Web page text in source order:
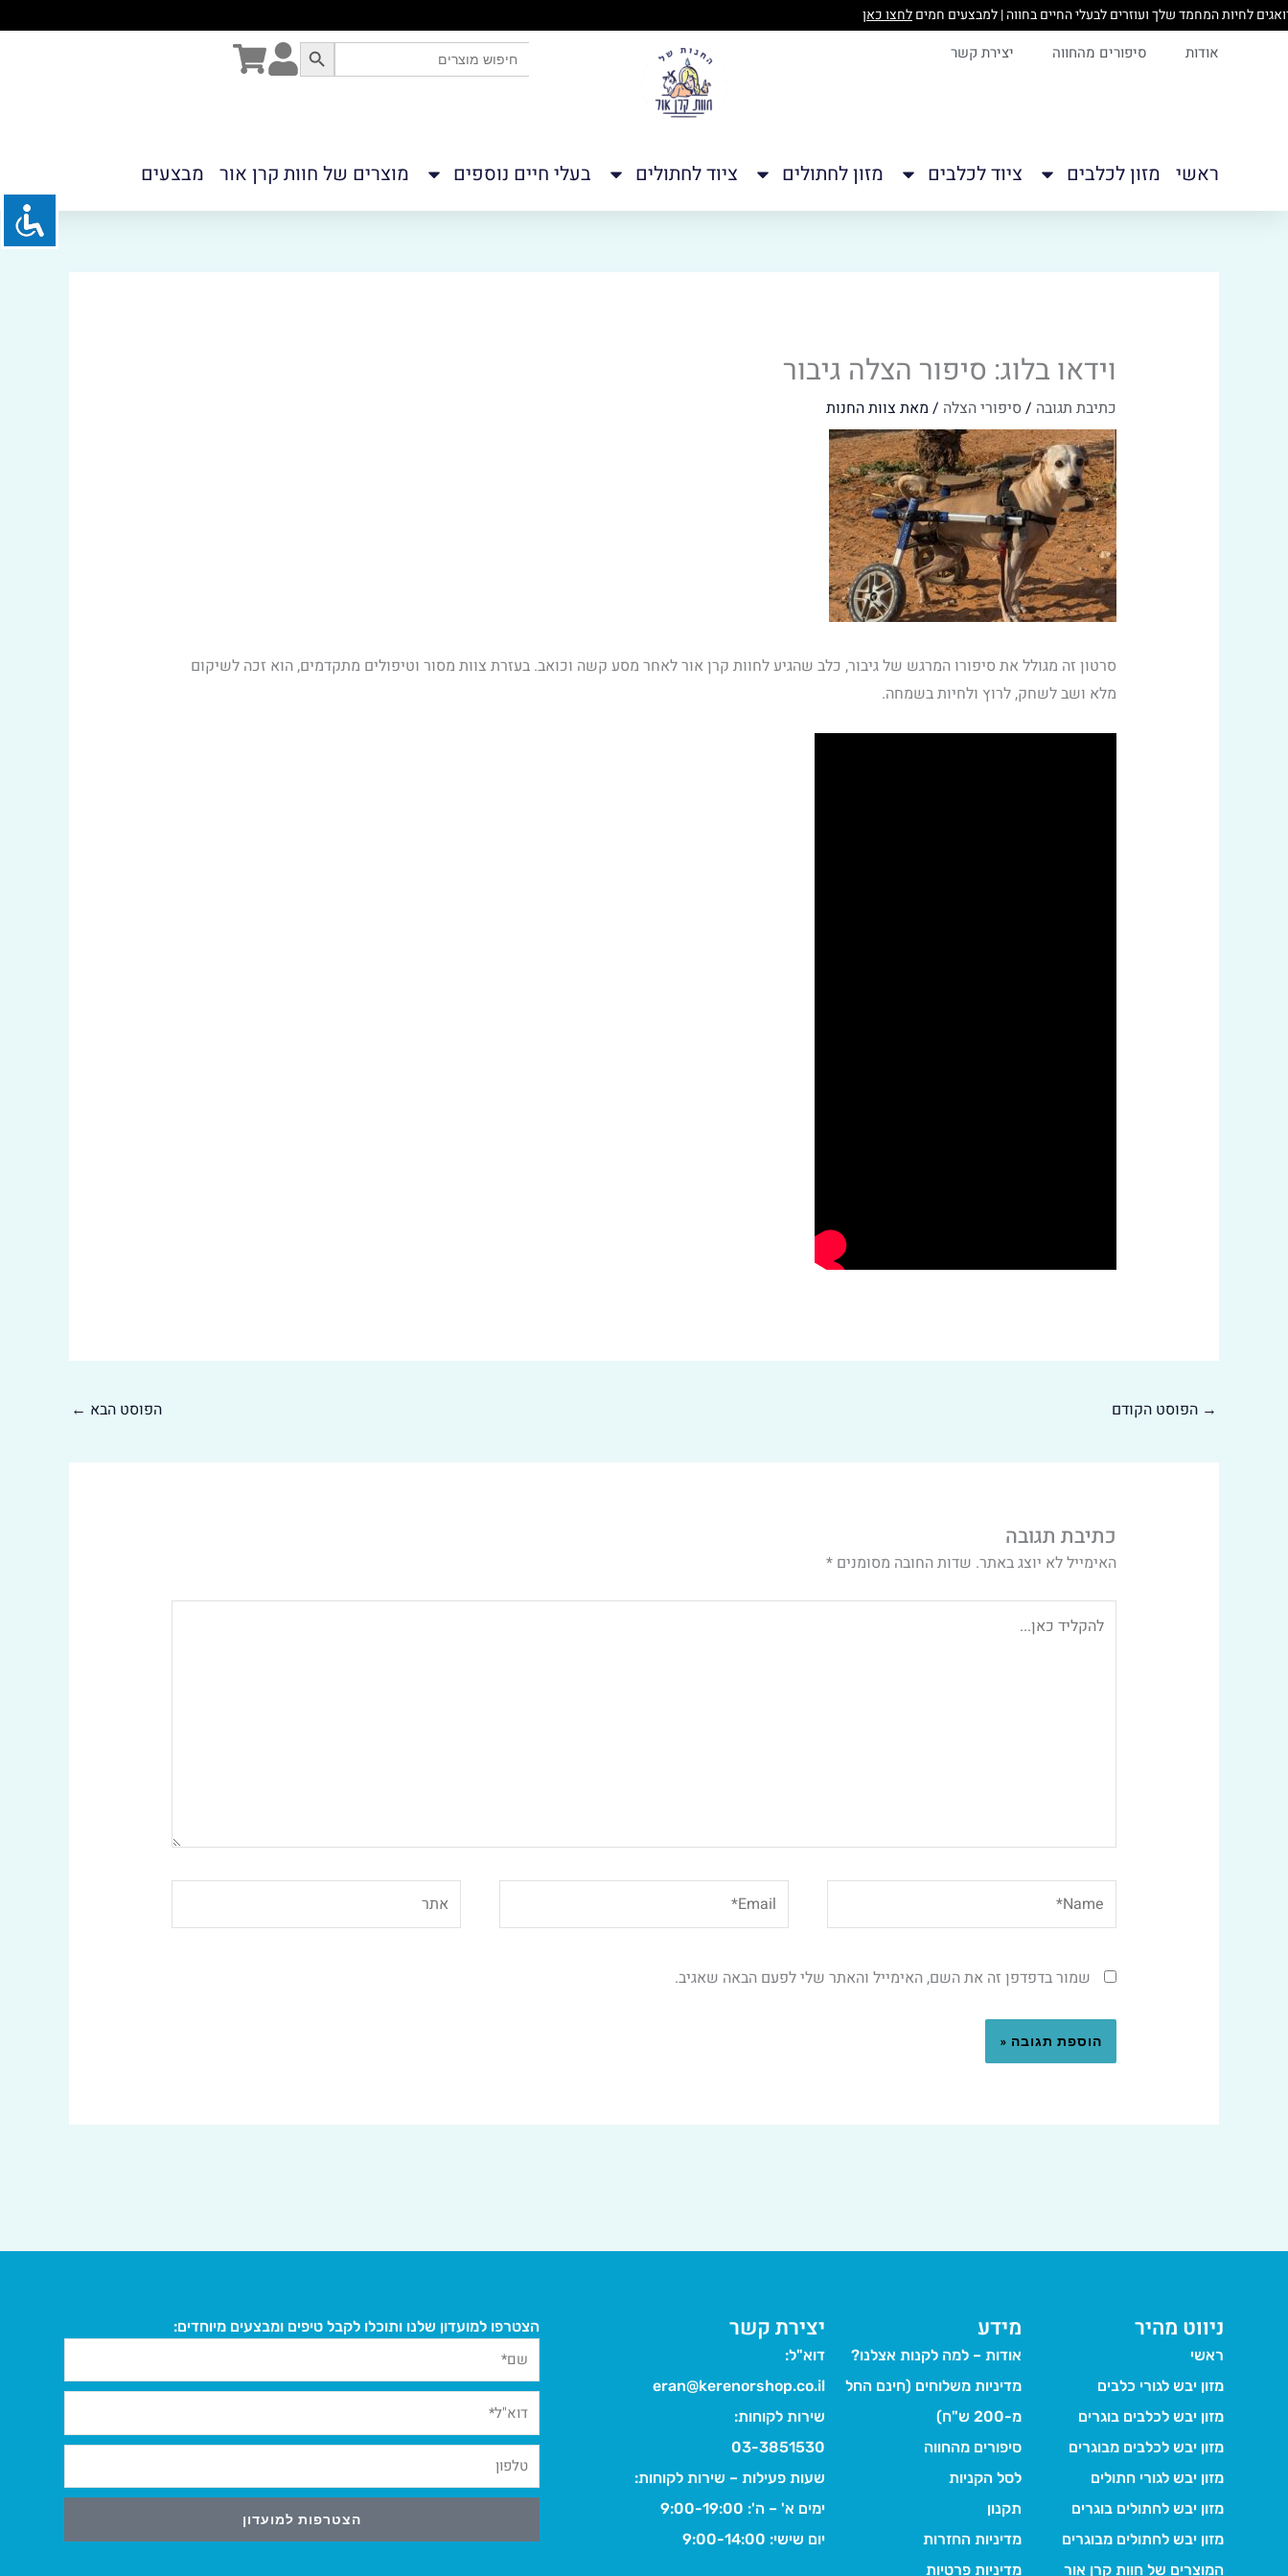
דילוג
אודות סיפורים מהחווה יצירת קשר Search
for:
SEARCH BUTTON
ראשי מזון לכלבים ציוד לכלבים מזון לחתולים ציוד לחתולים בעלי חיים נוספים מוצרים של חוות קרן אור מבצעים
וידאו בלוג: סיפור הצלה גיבור
כתיבת תגובה / סיפורי הצלה / מאת צוות החנות
סרטון זה מגולל את סיפורו המרגש של גיבור, כלב שהגיע לחוות קרן אור לאחר מסע קשה וכואב. בעזרת צוות מסור וטיפולים מתקדמים, הוא זכה לשיקום
מלא ושב לשחק, לרוץ ולחיות בשמחה.
→ הפוסט הקודם הפוסט הבא ←
כתיבת תגובה
האימייל לא יוצג באתר. שדות החובה מסומנים *
Email*
שמור בדפדפן זה את השם, האימייל והאתר שלי לפעם הבאה שאגיב.
ניווט מהיר
ראשי
מזון יבש לגורי כלבים
מזון יבש לכלבים בוגרים
מזון יבש לכלבים מבוגרים
מזון יבש לגורי חתולים
מזון יבש לחתולים בוגרים
מזון יבש לחתולים מבוגרים
המוצרים של חוות קרן אור
מידע
אודות – למה לקנות אצלנו?
מדיניות משלוחים (חינם החל
מ-200 ש"ח)
סיפורים מהחווה
לסל הקניות
תקנון
מדיניות החזרות
מדיניות פרטיות
יצירת קשר
דוא"ל:
eran@kerenorshop.co.il
שירות לקוחות:
03-3851530
שעות פעילות – שירות לקוחות:
ימים א' – ה': 9:00-19:00
יום שישי: 9:00-14:00
הצטרפו למועדון שלנו ותוכלו לקבל טיפים ומבצעים מיוחדים:
הצטרפות למועדון